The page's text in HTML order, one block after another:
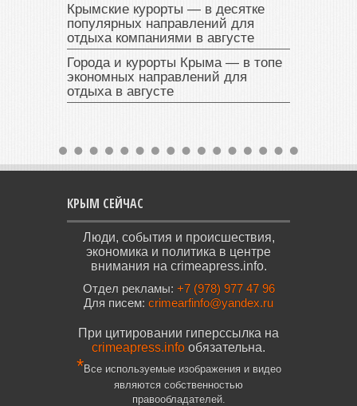
Крымские курорты — в десятке
популярных направлений для
отдыха компаниями в августе
Города и курорты Крыма — в топе
экономных направлений для
отдыха в августе
КРЫМ СЕЙЧАС
Люди, события и происшествия,
экономика и политика в центре
внимания на crimeapress.info.
Отдел рекламы: +7 (978) 977 47 96
Для писем: crimearfinfo@yandex.ru
При цитировании гиперссылка на
crimeapress.info обязательна.
*Все используемые изображения и видео
являются собственностью
правообладателей.